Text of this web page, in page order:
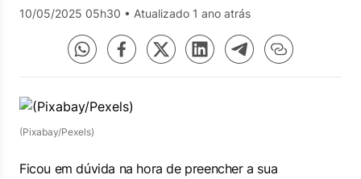
10/05/2025 05h30 • Atualizado 1 ano atrás
(Pixabay/Pexels)
Ficou em dúvida na hora de preencher a sua